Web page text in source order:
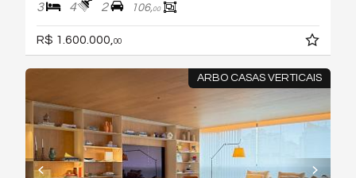
3 4 2 106,00
R$ 1.600.000, 00
ARBO CASAS VERTICAIS